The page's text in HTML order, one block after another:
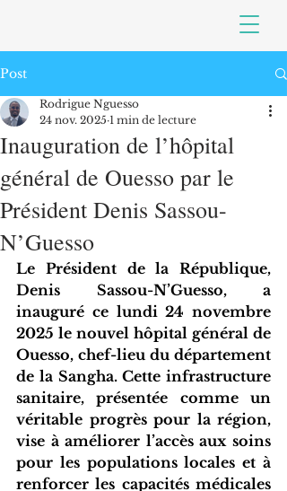
Post
Inauguration de l’hôpital
général de Ouesso par le
Président Denis Sassou-
N’Guesso
Rodrigue Nguesso
24 nov. 2025 1 min de lecture
Le Président de la République,
Denis Sassou-N’Guesso, a
inauguré ce lundi 24 novembre
2025 le nouvel hôpital général de
Ouesso, chef-lieu du département
de la Sangha. Cette infrastructure
sanitaire, présentée comme un
véritable progrès pour la région,
vise à améliorer l’accès aux soins
pour les populations locales et à
renforcer les capacités médicales